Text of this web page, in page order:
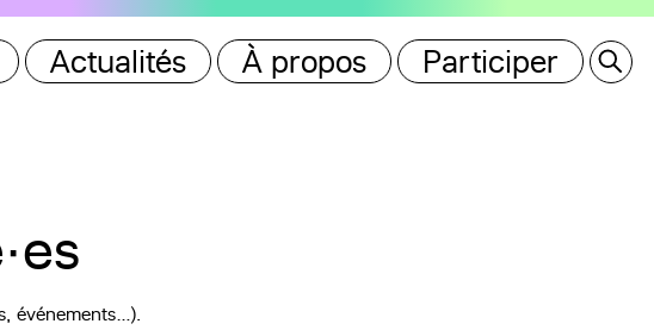
Actualités À propos Participer
événements…).